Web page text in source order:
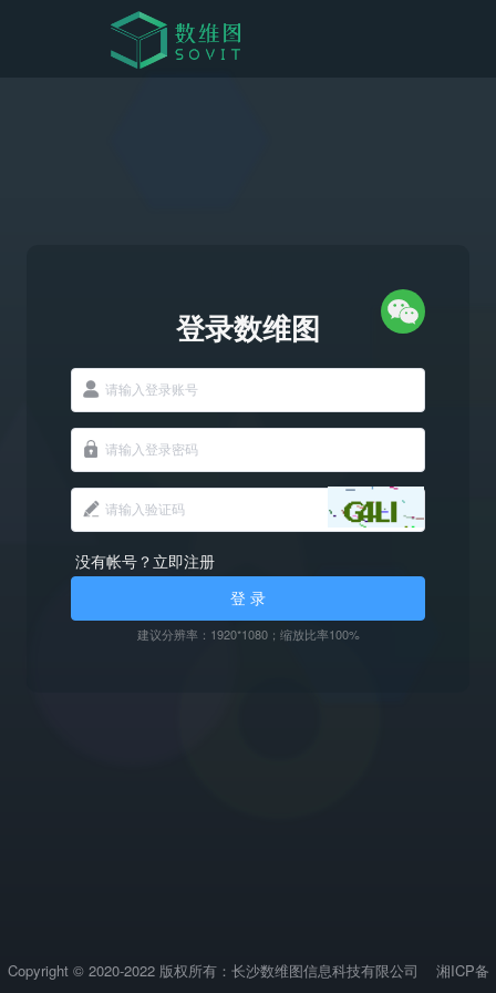
登录数维图
没有帐号？立即注册
登 录
建议分辨率：1920*1080；缩放比率100%
Copyright © 2020-2022 版权所有：长沙数维图信息科技有限公司 湘ICP备